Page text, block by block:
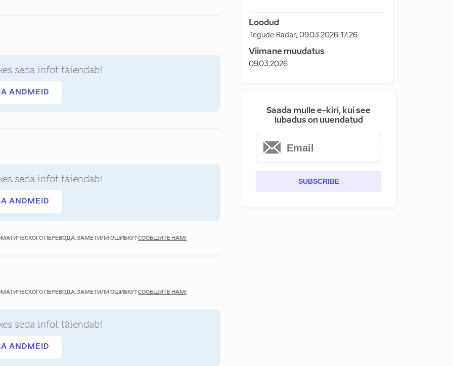
seda infot täiendab!
ANDMEID
seda infot täiendab!
ANDMEID
ПЕРЕВОДА. ЗАМЕТИЛИ ОШИБКУ? СООБЩИТЕ НАМ!
ПЕРЕВОДА. ЗАМЕТИЛИ ОШИБКУ? СООБЩИТЕ НАМ!
seda infot täiendab!
ANDMEID
Loodud
Tegude Radar, 09.03.2026 17:26
Viimane muudatus
09.03.2026
Saada mulle e-kiri, kui see
lubadus on uuendatud
SUBSCRIBE